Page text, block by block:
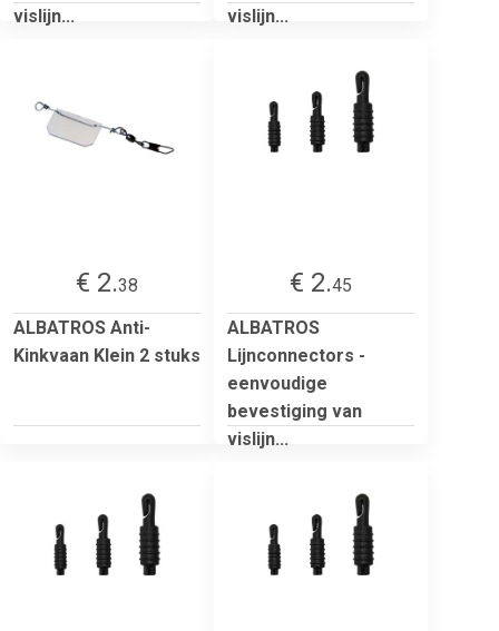
vislijn...
vislijn...
€ 2.38
ALBATROS Anti-
Kinkvaan Klein 2 stuks
€ 2.45
ALBATROS
Lijnconnectors -
eenvoudige
bevestiging van
vislijn...